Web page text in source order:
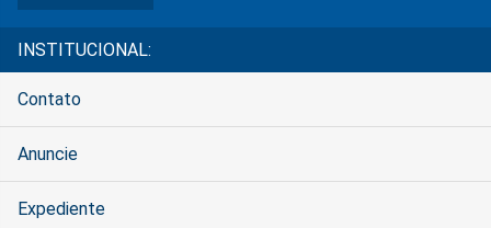
INSTITUCIONAL:
Contato
Anuncie
Expediente